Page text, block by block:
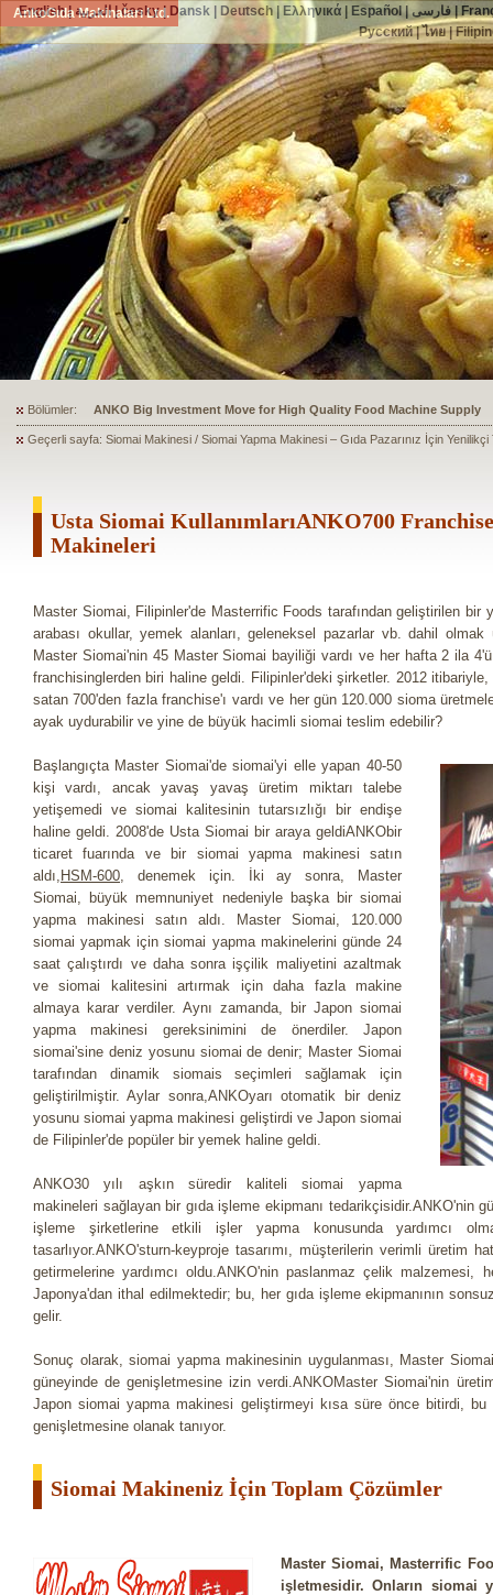
AnkoGıda Makinaları Ltd.
Bölümler: ANKO's Food Processing Equipment Assists a Shoe Seller to Start
Geçerli sayfa: Siomai Makinesi / Siomai Yapma Makinesi – Gıda Pazarınız İçin Yenilikçi
Usta Siomai KullanımlarıANKO700
Makineleri
Master Siomai, Filipinler'de Masterrific Foods tarafından geliştirilen bir
arabası okullar, yemek alanları, geleneksel pazarlar vb. dahil olmak
Master Siomai'nin 45 Master Siomai bayiliği vardı ve her hafta 2 ila
franchisinglerden biri haline geldi. Filipinler'deki şirketler. 2012
satan 700'den fazla franchise'ı vardı ve her gün 120.000 sioma
ayak uydurabilir ve yine de büyük hacimli siomai teslim edebilir?
Başlangıçta Master Siomai'de siomai'yi elle yapan 40-50
kişi vardı, ancak yavaş yavaş üretim miktarı talebe
yetişemedi ve siomai kalitesinin tutarsızlığı bir endişe
haline geldi. 2008'de Usta Siomai bir araya geldiANKObir
ticaret fuarında ve bir siomai yapma makinesi satın
aldı, HSM-600, denemek için. İki ay sonra, Master
Siomai, büyük memnuniyet nedeniyle başka bir siomai
yapma makinesi satın aldı. Master Siomai, 120.000
siomai yapmak için siomai yapma makinelerini günde 24
saat çalıştırdı ve daha sonra işçilik maliyetini azaltmak
ve siomai kalitesini artırmak için daha fazla makine
almaya karar verdiler. Aynı zamanda, bir Japon siomai
yapma makinesi gereksinimini de önerdiler. Japon
siomai'sine deniz yosunu siomai de denir; Master Siomai
tarafından dinamik siomais seçimleri sağlamak için
geliştirilmiştir. Aylar sonra,ANKOyarı otomatik bir deniz
yosunu siomai yapma makinesi geliştirdi ve Japon siomai
de Filipinler'de popüler bir yemek haline geldi.
ANKO30 yılı aşkın süredir kaliteli siomai yapma
makineleri sağlayan bir gıda işleme ekipmanı tedarikçisidir.ANKO'nin
işleme şirketlerine etkili işler yapma konusunda yardımcı
tasarlıyor.ANKO'sturn-keyproje tasarımı, müşterilerin verimli üretim
getirmelerine yardımcı oldu.ANKO'nin paslanmaz çelik
Japonya'dan ithal edilmektedir; bu, her gıda işleme ekipmanının
gelir.
Sonuç olarak, siomai yapma makinesinin uygulanması, Master
güneyinde de genişletmesine izin verdi.ANKOMaster Siomai'nin
Japon siomai yapma makinesi geliştirmeyi kısa süre önce bitirdi,
genişletmesine olanak tanıyor.
Siomai Makineniz İçin Toplam Çözümler
Master Siomai, Masterrific
işletmesidir. Onların siomai
English|العربية|česky| Dansk| Deutsch| Ελληνικά| Español|فارسی|
Русский|ไทย|